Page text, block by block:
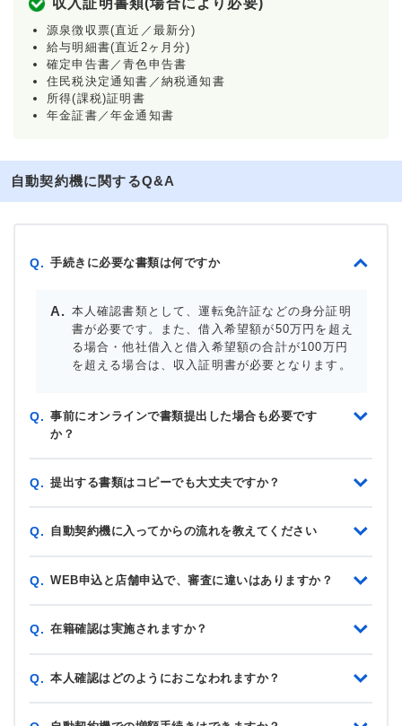
源泉徴収票(直近／最新分)
給与明細書(直近2ヶ月分)
確定申告書／青色申告書
住民税決定通知書／納税通知書
所得(課税)証明書
年金証書／年金通知書
自動契約機に関するQ&A
Q. 手続きに必要な書類は何ですか
本人確認書類として、運転免許証などの身分証明
書が必要です。また、借入希望額が50万円を超え
る場合・他社借入と借入希望額の合計が100万円
を超える場合は、収入証明書が必要となります。
Q. 事前にオンラインで書類提出した場合も必要です
か？
Q. 提出する書類はコピーでも大丈夫ですか？
Q. 自動契約機に入ってからの流れを教えてください
Q. WEB申込と店舗申込で、審査に違いはありますか？
Q. 在籍確認は実施されますか？
Q. 本人確認はどのようにおこなわれますか？